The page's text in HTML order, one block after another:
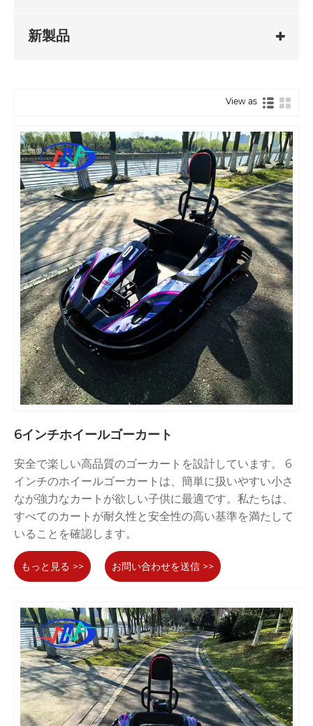
新製品
View as
6インチホイールゴーカート
安全で楽しい高品質のゴーカートを設計しています。 6
インチのホイールゴーカートは、簡単に扱いやすい小さ
なが強力なカートが欲しい子供に最適です。私たちは、
すべてのカートが耐久性と安全性の高い基準を満たして
いることを確認します。
もっと見る >> お問い合わせを送信 >>